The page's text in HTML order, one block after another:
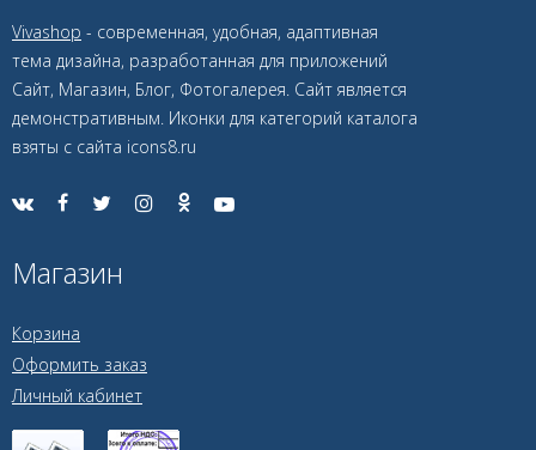
Vivashop - современная, удобная, адаптивная
тема дизайна, разработанная для приложений
Сайт, Магазин, Блог, Фотогалерея. Сайт является
демонстративным. Иконки для категорий каталога
взяты с сайта icons8.ru
Магазин
Корзина
Оформить заказ
Личный кабинет